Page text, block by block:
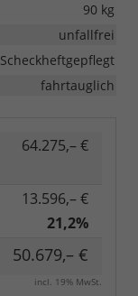
90 kg
unfallfrei
Scheckheftgepflegt
fahrtauglich
64.275,– €
13.596,– €
21,2%
50.679,– €
incl. 19% MwSt.